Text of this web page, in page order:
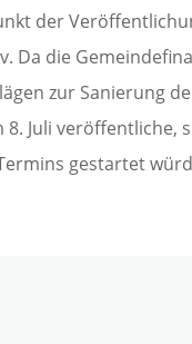
der
Da die
zur Sanierung
Juli veröffentliche,
gestartet